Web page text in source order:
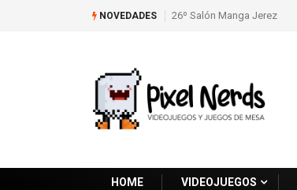
NOVEDADES 26º Salón Manga Jerez
HOME VIDEOJUEGOS